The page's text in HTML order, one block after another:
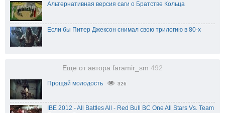
Альтернативная версия саги о Братстве Кольца
Если бы Питер Джексон снимал свою трилогию в 80-х
Еще от автора faramir_sm 492
Прощай молодость 326
IBE 2012 - All Battles All - Red Bull BC One All Stars Vs. Team